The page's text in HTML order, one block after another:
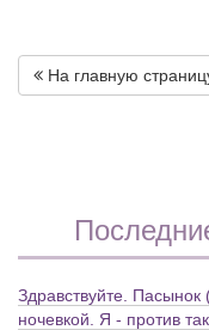
На главную
Здравствуйте.
ночевкой. Я - против